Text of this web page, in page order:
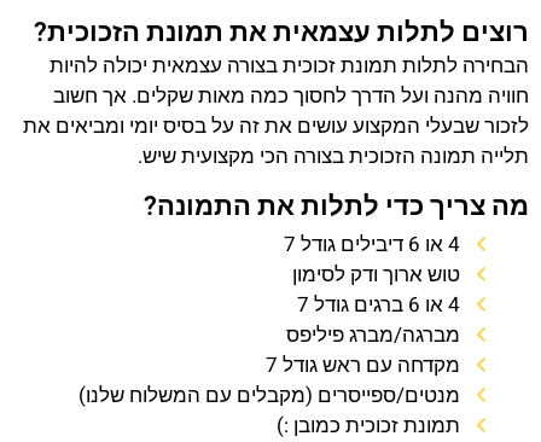
רוצים לתלות עצמאית את תמונת הזכוכית?
הבחירה לתלות תמונת זכוכית בצורה עצמאית יכולה להיות
חוויה מהנה ועל הדרך לחסוך כמה מאות שקלים. אך חשוב
לזכור שבעלי המקצוע עושים את זה על בסיס יומי ומביאים את
תלייה תמונה הזכוכית בצורה הכי מקצועית שיש.
מה צריך כדי לתלות את התמונה?
4 או 6 דיבילים גודל 7
טוש ארוך ודק לסימון
4 או 6 ברגים גודל 7
מברגה/מברג פיליפס
מקדחה עם ראש גודל 7
מנטים/ספייסרים (מקבלים עם המשלוח שלנו)
תמונת זכוכית כמובן :)